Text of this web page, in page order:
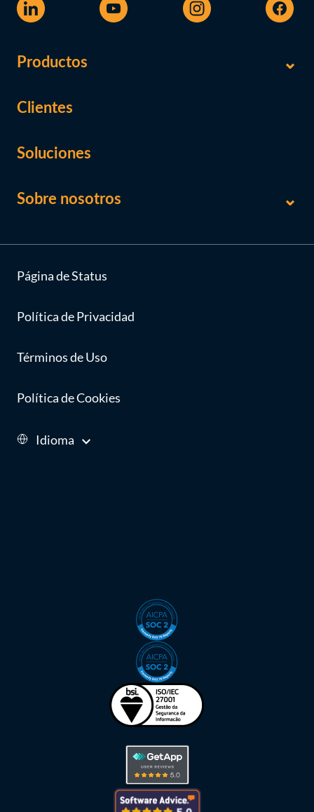
Página de Status
Política de Privacidad
Términos de Uso
Política de Cookies
Idioma
Productos
Clientes
Soluciones
Sobre nosotros